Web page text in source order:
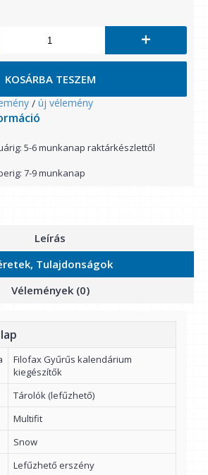
+
KOSÁRBA TESZEM
/ új vélemény
5-6 munkanap raktárkészlettől
7-9 munkanap
Leírás
Tulajdonságok
Vélemények (0)
Filofax Gyűrűs kalendárium
kiegészítők
Tárolók (lefűzhető)
Multifit
Snow
Lefűzhető erszény